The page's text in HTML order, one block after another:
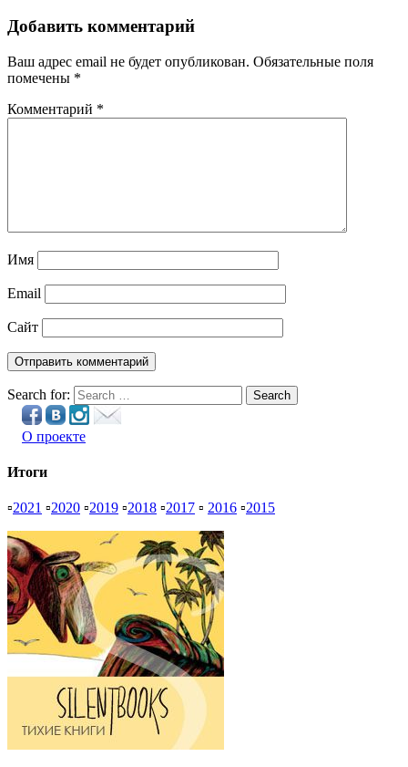
Добавить комментарий
Ваш адрес email не будет опубликован. Обязательные поля
помечены *
Комментарий *
Имя
Email
Сайт
Search for: Search
О проекте
Итоги
▫2021 ▫2020 ▫2019 ▫2018 ▫2017 ▫ 2016 ▫2015